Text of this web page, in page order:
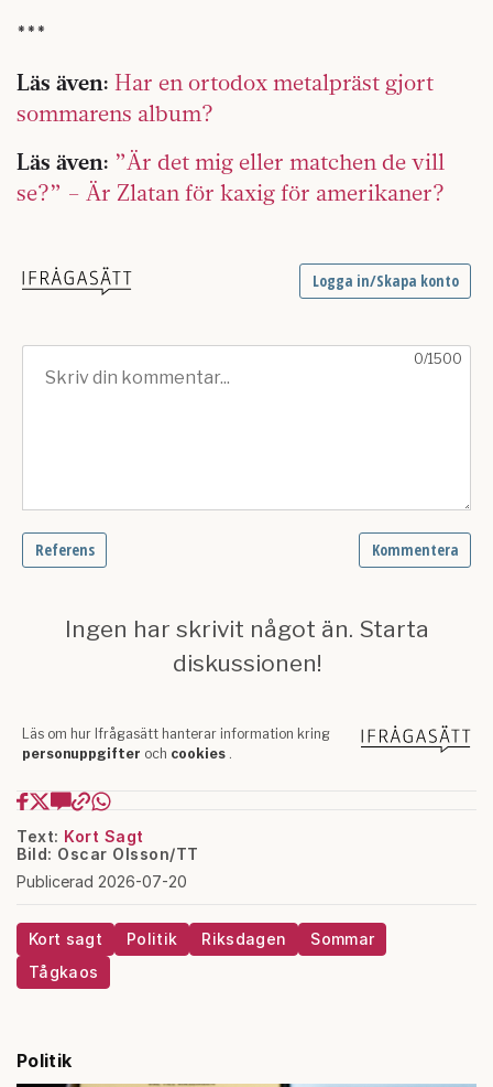
***
Läs även: Har en ortodox metalpräst gjort
sommarens album?
Läs även: ”Är det mig eller matchen de vill
se?” – Är Zlatan för kaxig för amerikaner?
Text: Kort Sagt
Bild: Oscar Olsson/TT
Publicerad 2026-07-20
Kort sagt Politik Riksdagen
Sommar
Tågkaos
Politik